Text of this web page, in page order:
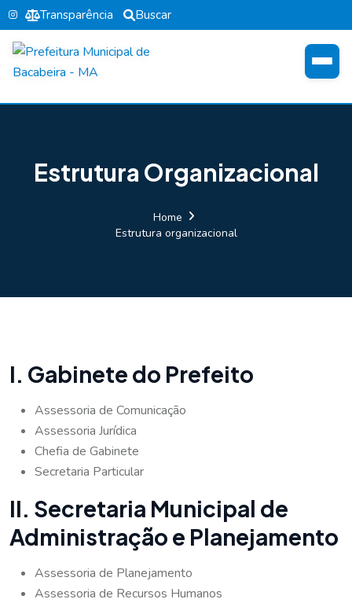
Transparência Buscar
Estrutura Organizacional
Home
Estrutura organizacional
I. Gabinete do Prefeito
Assessoria de Comunicação
Assessoria Jurídica
Chefia de Gabinete
Secretaria Particular
II. Secretaria Municipal de
Administração e Planejamento
Assessoria de Planejamento
Assessoria de Recursos Humanos